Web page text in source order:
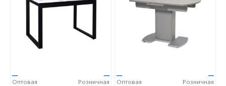
—
Оптовая
—
Розничная
—
Оптовая
—
Розничная